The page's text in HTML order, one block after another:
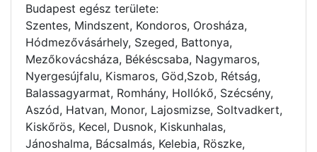
Budapest egész területe:
Szentes, Mindszent, Kondoros, Orosháza,
Hódmezővásárhely, Szeged, Battonya,
Mezőkovácsháza, Békéscsaba, Nagymaros,
Nyergesújfalu, Kismaros, Göd,Szob, Rétság,
Balassagyarmat, Romhány, Hollókő, Szécsény,
Aszód, Hatvan, Monor, Lajosmizse, Soltvadkert,
Kiskőrös, Kecel, Dusnok, Kiskunhalas,
Jánoshalma, Bácsalmás, Kelebia, Röszke,